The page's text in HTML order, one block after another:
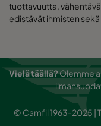
tuottavuutta,
edistävät ihmisten
Vielä täällä?Olemme
© Camfil 1963-2025 |